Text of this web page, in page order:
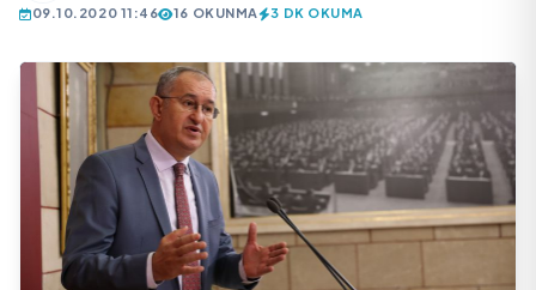
09.10.2020 11:46 16 OKUNMA 3 DK OKUMA